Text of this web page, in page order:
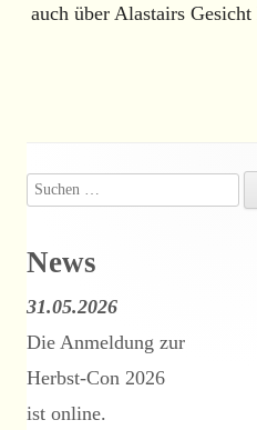
auch über Alastairs
Haupt-
Seitenleiste
Suchen
nach:
News
31.05.2026
Die Anmeldung zur
Herbst-Con 2026
ist online.